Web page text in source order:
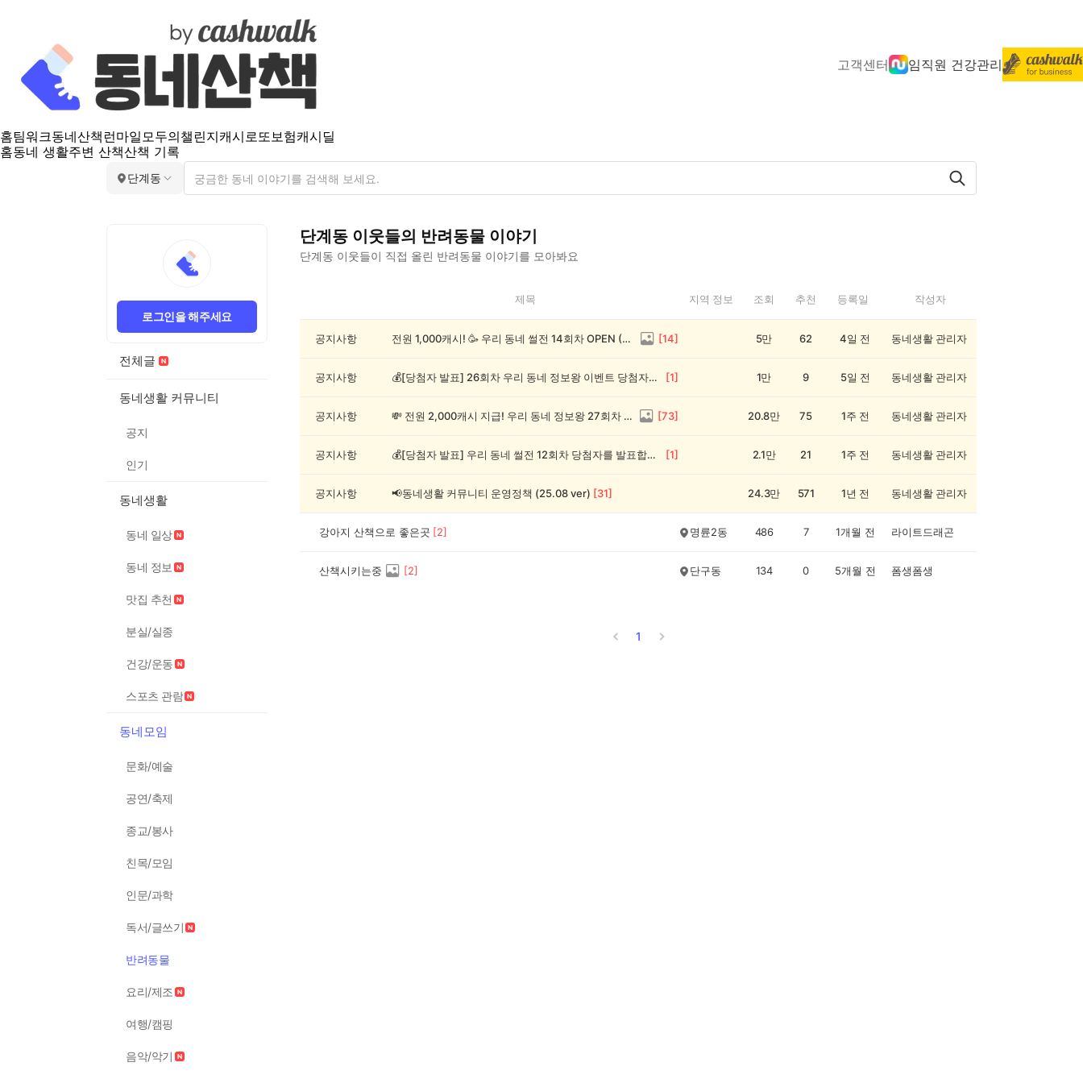
고객센터 임직원 건강관리
홈팀워크동네산책 런마일모두의챌린지캐시로또보험캐시딜
홈동네 생활주변 산책산책 기록
단계동
로그인을 해주세요
전체글
동네생활 커뮤니티
공지
인기
동네생활
동네 일상
동네 정보
맛집 추천
분실/실종
건강/운동
스포츠 관람
동네모임
문화/예술
공연/축제
종교/봉사
친목/모임
인문/과학
독서/글쓰기
반려동물
요리/제조
여행/캠핑
음악/악기
단계동 이웃들의 반려동물 이야기
단계동 이웃들이 직접 올린 반려동물 이야기를 모아봐요
동
제목 지역 정보 조회 추천 등록일 작성자
공지사항 전원 1,000캐시! 🥳 우리 동네 썰전 14회차 OPEN (~8/17) [14] 5만 62 4일 전 동네생활 관리자
공지사항 💰[당첨자 발표] 26회차 우리 동네 정보왕 이벤트 당첨자를 발표합니다! [1] 1만 9 5일 전 동네생활 관리자
공지사항 💸 전원 2,000캐시 지급! 우리 동네 정보왕 27회차 (~8/10) [73] 20.8만 75 1주 전 동네생활 관리자
공지사항 💰[당첨자 발표] 우리 동네 썰전 12회차 당첨자를 발표합니다! [1] 2.1만 21 1주 전 동네생활 관리자
공지사항 📢동네생활 커뮤니티 운영정책 (25.08 ver) [31] 24.3만 571 1년 전 동네생활 관리자
강아지 산책으로 좋은곳 [2] 명륜2동 486 7 1개월 전 라이트드래곤
산책시키는중 [2] 단구동 134 0 5개월 전 폼생폼생
1